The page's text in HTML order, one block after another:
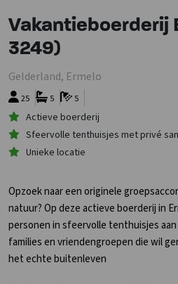
Vakantieboerderij
3249)
Gelderland, Ermelo
25 5
5
Actieve boerderij
Sfeervolle tenthuisjes met privé
Unieke locatie
Opzoek naar een originele
natuur? Op deze actieve boerderij in
personen in sfeervolle tenthuisjes
families en vriendengroepen die wil
het echte buitenleven